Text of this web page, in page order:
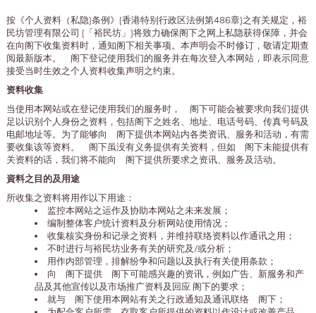
按《个人资料（私隐)条例》(香港特别行政区法例第486章)之有关规定，裕
民坊管理有限公司 (「裕民坊」)将致力确保阁下之网上私隐获得保障，并会
在向阁下收集资料时，通知阁下相关事项。本声明会不时修订，敬请定期查
阅最新版本。 阁下登记使用我们的服务并在每次登入本网站，即表示同意
接受当时生效之个人资料收集声明之约束。
资料收集
当使用本网站或在登记使用我们的服务时， 阁下可能会被要求向我们提供
足以识别个人身份之资料，包括阁下之姓名、地址、电话号码、传真号码及
电邮地址等。为了能够向 阁下提供本网站内各类资讯、服务和活动，有需
要收集该等资料。 阁下虽没有义务提供有关资料，但如 阁下未能提供有
关资料的话，我们将不能向 阁下提供所要求之资讯、服务及活动。
資料之目的及用途
所收集之资料将用作以下用途：
监控本网站之运作及协助本网站之未来发展；
编制整体客户统计资料及分析网站使用情况；
收集核实身份和记录之资料，并维持联络资料以作通讯之用；
不时进行与裕民坊业务有关的研究及/或分析；
用作内部管理，排解纷争和问题以及执行有关使用条款；
向 阁下提供 阁下可能感兴趣的资讯，例如广告、新服务和产
品及其他宣传以及市场推广资料及回应 阁下的要求；
就与 阁下使用本网站有关之行政通知及通讯联络 阁下；